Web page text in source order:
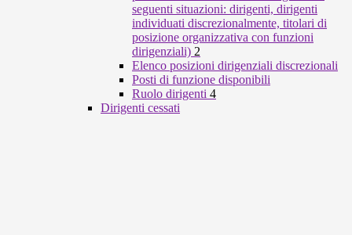
seguenti situazioni: dirigenti, dirigenti
individuati discrezionalmente, titolari di
posizione organizzativa con funzioni
dirigenziali) 2
Elenco posizioni dirigenziali discrezionali
Posti di funzione disponibili
Ruolo dirigenti 4
Dirigenti cessati